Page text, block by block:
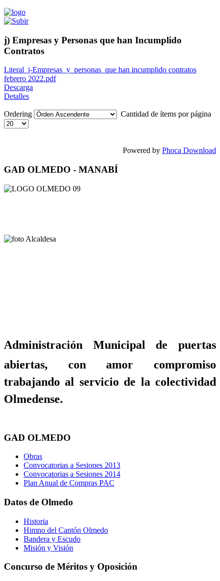
j) Empresas y Personas que han Incumplido
Contratos
Literal_j-Empresas_y_personas_que han incumplido contratos
febrero 2022.pdf
Descarga
Detalles
Ordering Cantidad de ítems por página
Powered by Phoca Download
GAD OLMEDO - MANABÍ
Administración Municipal de puertas
abiertas, con amor compromiso
trabajando al servicio de la colectividad
Olmedense.
GAD OLMEDO
Obras
Convocatorias a Sesiones 2013
Convocatorias a Sesiones 2014
Plan Anual de Compras PAC
Datos de Olmedo
Historia
Himno del Cantón Olmedo
Bandera y Escudo
Misión y Visión
Concurso de Méritos y Oposición